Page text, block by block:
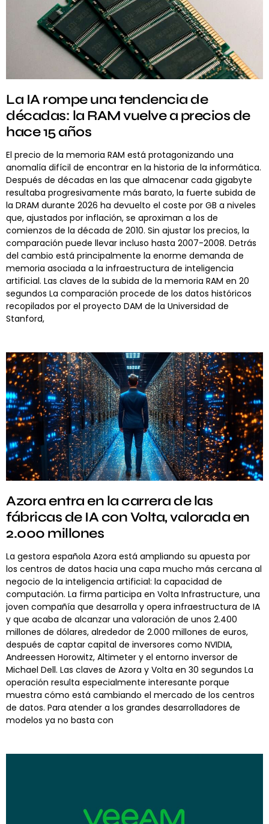
La IA rompe una tendencia de
décadas: la RAM vuelve a precios de
hace 15 años
El precio de la memoria RAM está protagonizando una
anomalía difícil de encontrar en la historia de la informática.
Después de décadas en las que almacenar cada gigabyte
resultaba progresivamente más barato, la fuerte subida de
la DRAM durante 2026 ha devuelto el coste por GB a niveles
que, ajustados por inflación, se aproximan a los de
comienzos de la década de 2010. Sin ajustar los precios, la
comparación puede llevar incluso hasta 2007-2008. Detrás
del cambio está principalmente la enorme demanda de
memoria asociada a la infraestructura de inteligencia
artificial. Las claves de la subida de la memoria RAM en 20
segundos La comparación procede de los datos históricos
recopilados por el proyecto DAM de la Universidad de
Stanford,
Azora entra en la carrera de las
fábricas de IA con Volta, valorada en
2.000 millones
La gestora española Azora está ampliando su apuesta por
los centros de datos hacia una capa mucho más cercana al
negocio de la inteligencia artificial: la capacidad de
computación. La firma participa en Volta Infrastructure, una
joven compañía que desarrolla y opera infraestructura de IA
y que acaba de alcanzar una valoración de unos 2.400
millones de dólares, alrededor de 2.000 millones de euros,
después de captar capital de inversores como NVIDIA,
Andreessen Horowitz, Altimeter y el entorno inversor de
Michael Dell. Las claves de Azora y Volta en 30 segundos La
operación resulta especialmente interesante porque
muestra cómo está cambiando el mercado de los centros
de datos. Para atender a los grandes desarrolladores de
modelos ya no basta con